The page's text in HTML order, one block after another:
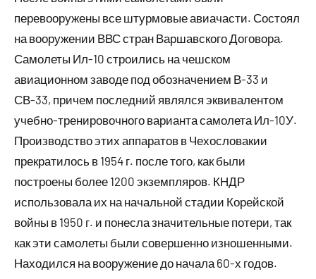
перевооружены все штурмовые авиачасти. Состоял
на вооружении ВВС стран Варшавского Договора.
Самолеты Ил-10 строились на чешском
авиационном заводе под обозначением В-33 и
СВ-33, причем последний являлся эквивалентом
учебно-тренировочного варианта самолета Ил-10У.
Производство этих аппаратов в Чехословакии
прекратилось в 1954 г. после того, как были
построены более 1200 экземпляров. КНДР
использовала их на начальной стадии Корейской
войны в 1950 г. и понесла значительные потери, так
как эти самолеты были совершенно изношенными.
Находился на вооружение до начала 60-х годов.